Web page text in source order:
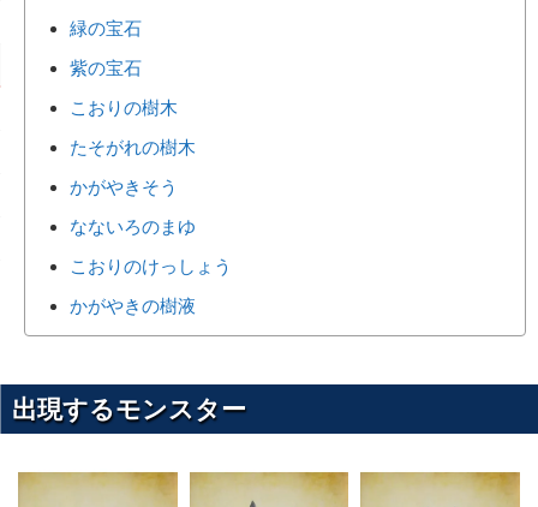
緑の宝石
紫の宝石
こおりの樹木
たそがれの樹木
かがやきそう
なないろのまゆ
こおりのけっしょう
かがやきの樹液
出現するモンスター